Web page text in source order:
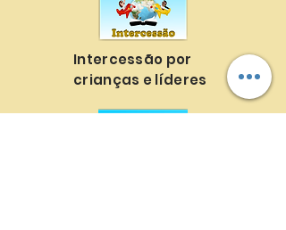
Intercessão por
crianças e líderes